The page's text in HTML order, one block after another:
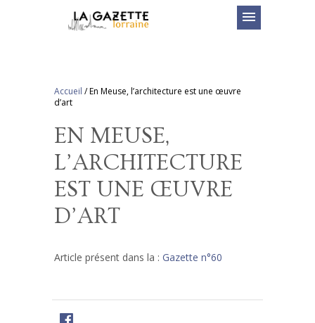
menu
Accueil /En Meuse, l’architecture est une œuvre
d’art
EN MEUSE,
L’ARCHITECTURE
EST UNE ŒUVRE
D’ART
Article présent dans la : Gazette n°60